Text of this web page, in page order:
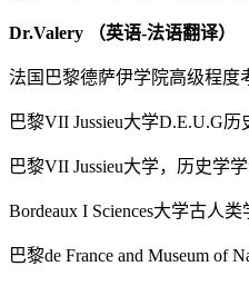
Dr.Valery （英语-法语翻译）
法国巴黎德萨伊学院高级程度
巴黎VII Jussieu大学D.E.U.G历
巴黎VII Jussieu大学，历史学
Bordeaux I Sciences大学古人
巴黎de France and Museum of